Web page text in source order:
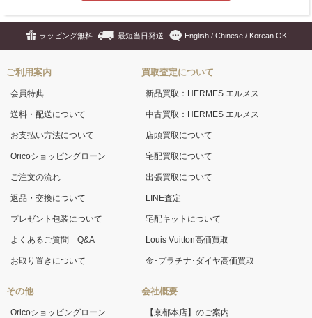
ラッピング無料 最短当日発送 English / Chinese / Korean OK!
ご利用案内
会員特典
送料・配送について
お支払い方法について
Oricoショッピングローン
ご注文の流れ
返品・交換について
プレゼント包装について
よくあるご質問 Q&A
お取り置きについて
その他
Oricoショッピングローン
買取査定について
新品買取：HERMES エルメス
中古買取：HERMES エルメス
店頭買取について
宅配買取について
出張買取について
LINE査定
宅配キットについて
Louis Vuitton高価買取
金･プラチナ･ダイヤ高価買取
会社概要
【京都本店】のご案内